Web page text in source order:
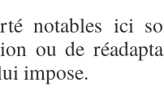
notables ici
ou de
impose.